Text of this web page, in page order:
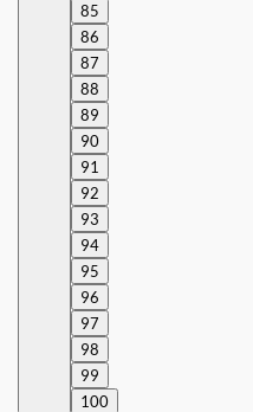
85
86
87
88
89
90
91
92
93
94
95
96
97
98
99
100